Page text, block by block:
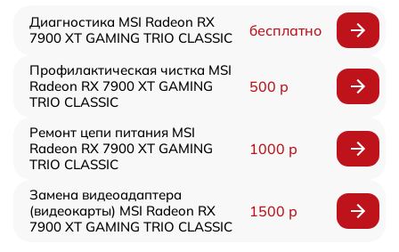
Диагностика MSI Radeon RX
7900 XT GAMING TRIO CLASSIC
бесплатно
Профилактическая чистка MSI
Radeon RX 7900 XT GAMING
TRIO CLASSIC
500 р
Ремонт цепи питания MSI
Radeon RX 7900 XT GAMING
TRIO CLASSIC
1000 р
Замена видеоадаптера
(видеокарты) MSI Radeon RX
7900 XT GAMING TRIO CLASSIC
1500 р